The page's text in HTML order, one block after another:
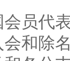
会员代
会和除